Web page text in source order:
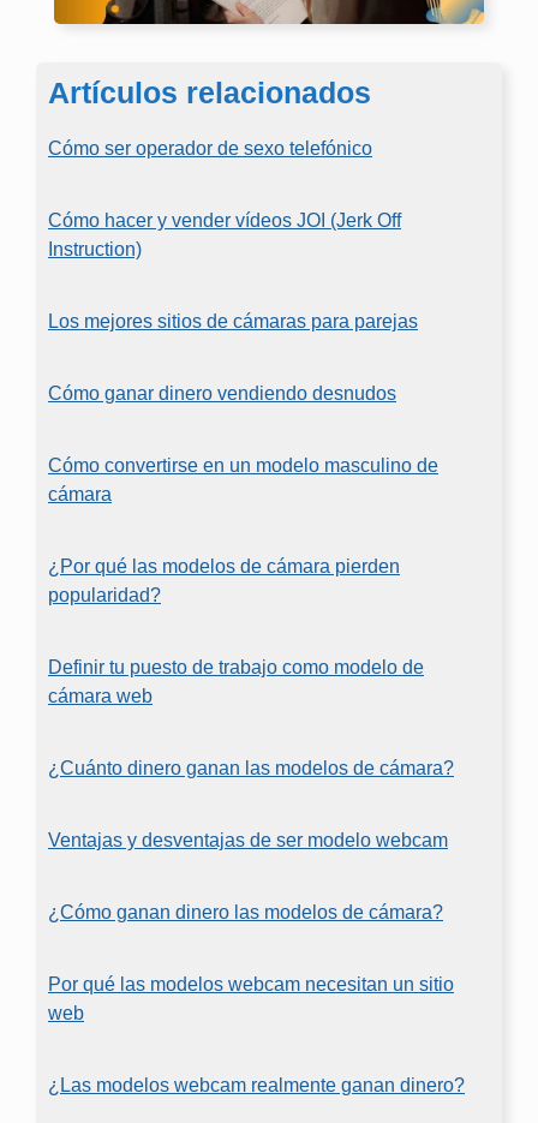
Artículos relacionados
Cómo ser operador de sexo telefónico
Cómo hacer y vender vídeos JOI (Jerk Off
Instruction)
Los mejores sitios de cámaras para parejas
Cómo ganar dinero vendiendo desnudos
Cómo convertirse en un modelo masculino de
cámara
¿Por qué las modelos de cámara pierden
popularidad?
Definir tu puesto de trabajo como modelo de
cámara web
¿Cuánto dinero ganan las modelos de cámara?
Ventajas y desventajas de ser modelo webcam
¿Cómo ganan dinero las modelos de cámara?
Por qué las modelos webcam necesitan un sitio
web
¿Las modelos webcam realmente ganan dinero?